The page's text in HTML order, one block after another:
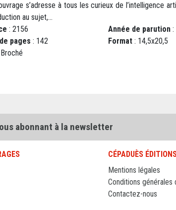
s’adresse à tous les curieux de l’intelligence
au sujet,...
: 2156 Année de parution :
pages : 142 Format : 14,5x20,5
abonnant à la newsletter
CÉPADUÈS
Mentions légales
Conditions générales
Contactez-nous